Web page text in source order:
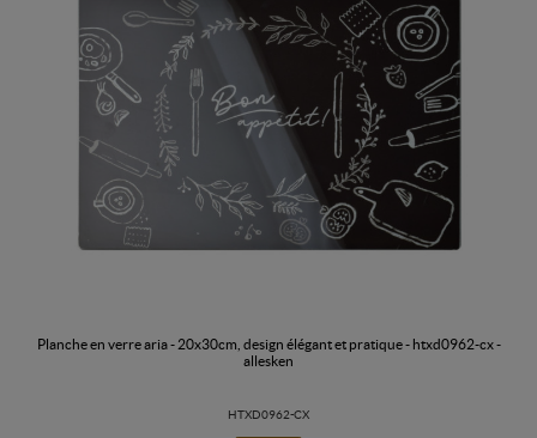
planche en verre aria - 20x30cm, design élégant et pratique - htxd0962-cx -
allesken
HTXD0962-CX